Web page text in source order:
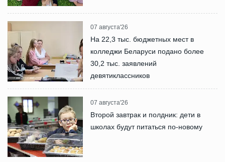
07 августа'26
На 22,3 тыс. бюджетных мест в
колледжи Беларуси подано более
30,2 тыс. заявлений
девятиклассников
07 августа'26
Второй завтрак и полдник: дети в
школах будут питаться по-новому